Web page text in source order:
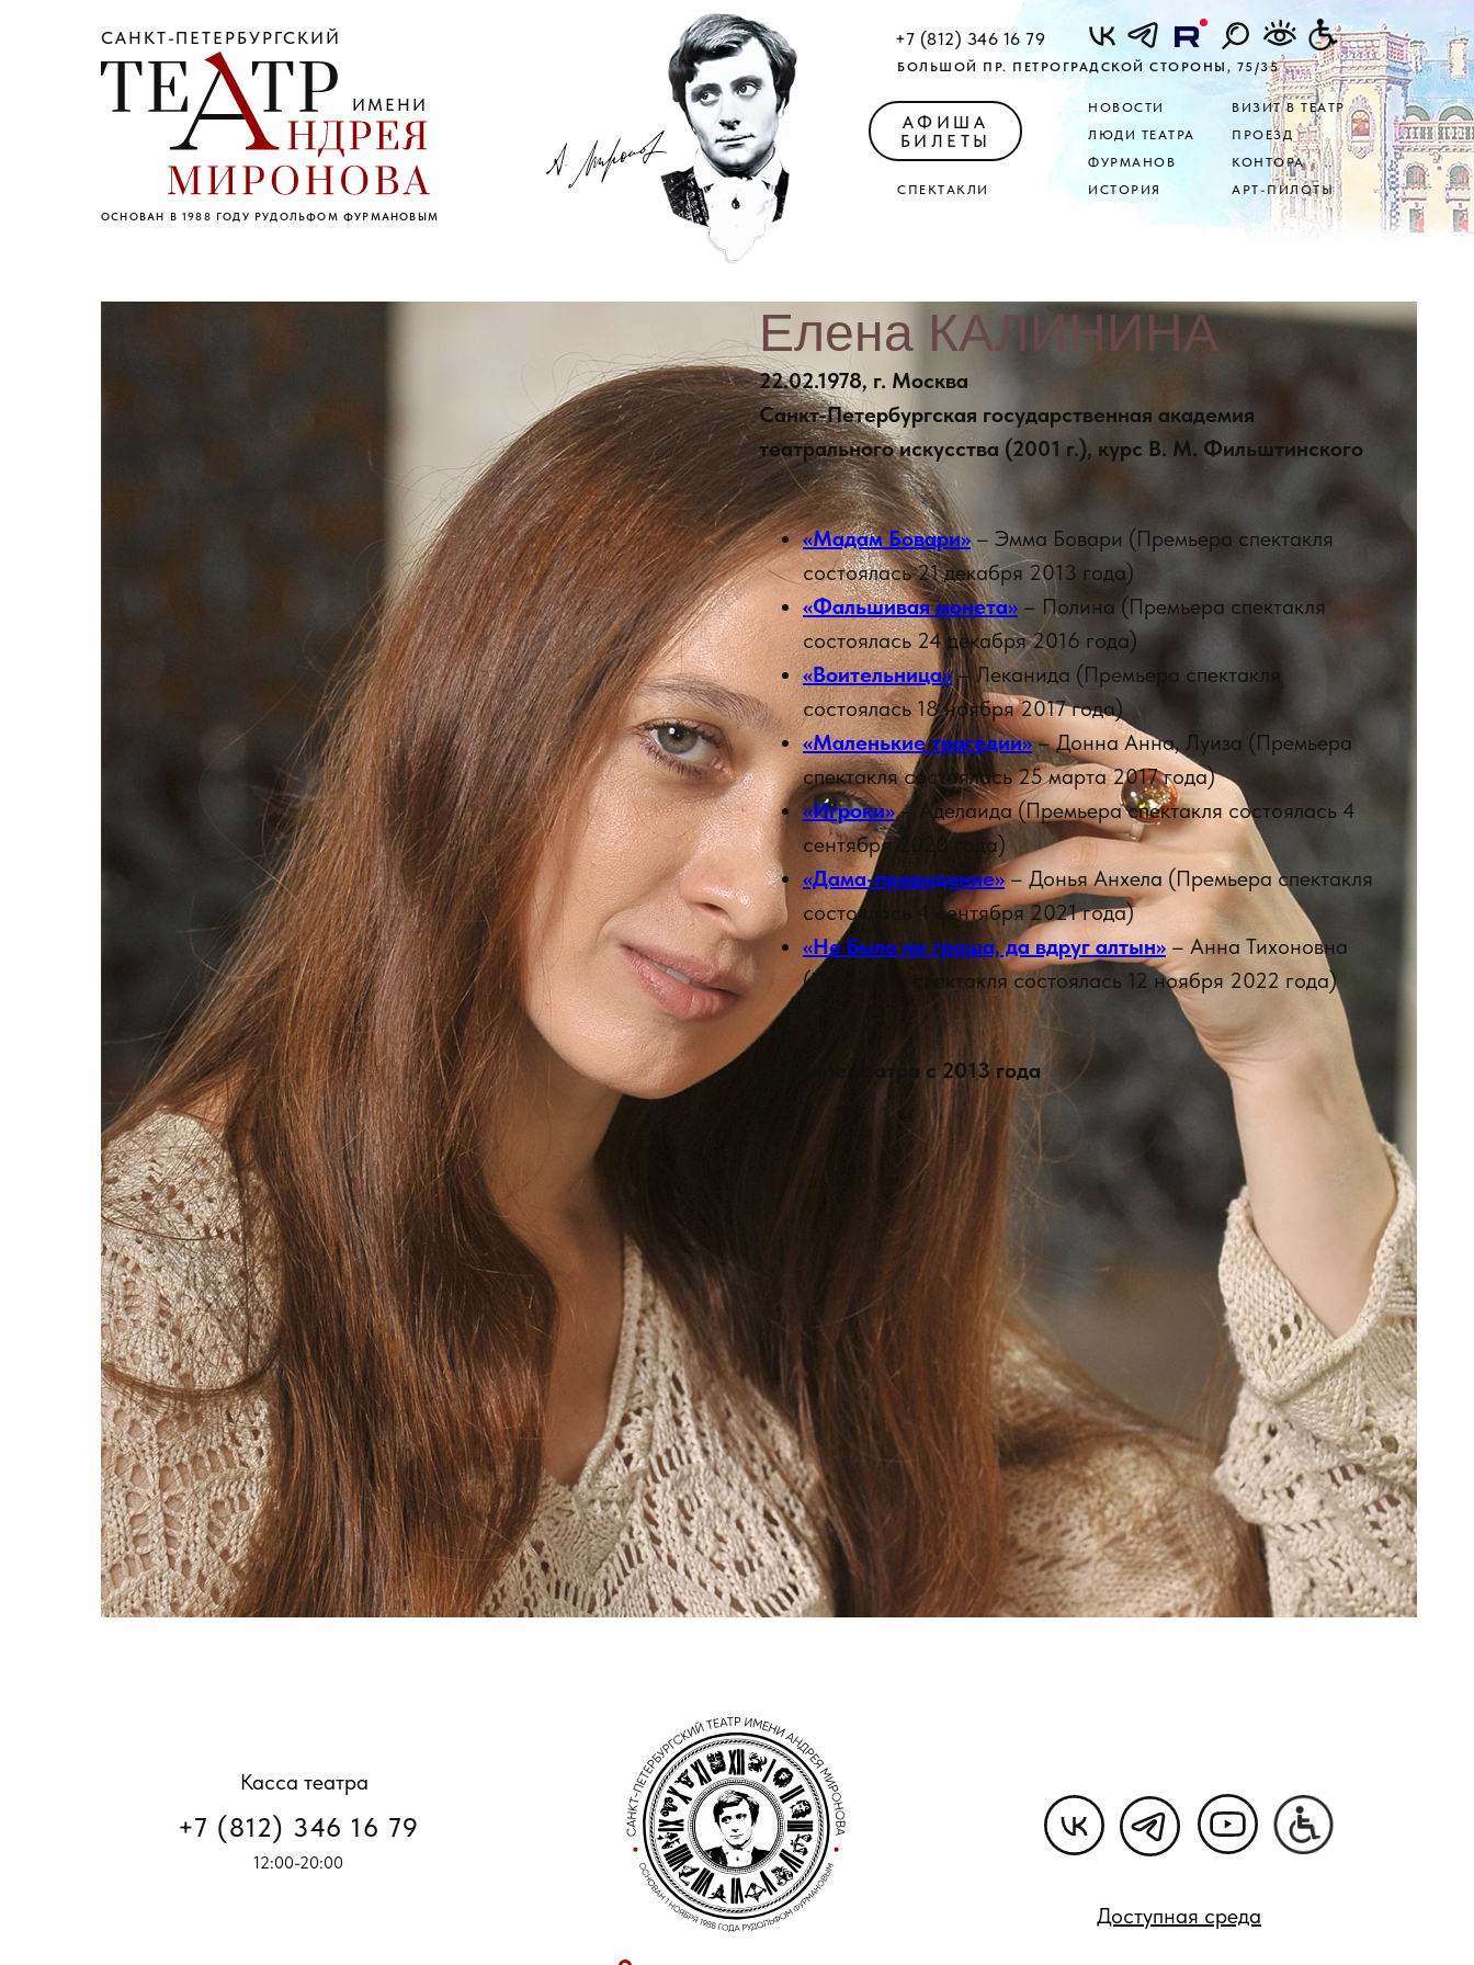
САНКТ-ПЕТЕРБУРГСКИЙ
ИМЕНИ
ОСНОВАН В 1988 ГОДУ РУДОЛЬФОМ ФУРМАНОВЫМ
+7 (812) 346 16 79
БОЛЬШОЙ ПР. ПЕТРОГРАДСКОЙ СТОРОНЫ, 75/35
АРТ-ПИЛОТЫ
КОНТОРА
ПРОЕЗД
ВИЗИТ В ТЕАТР
НОВОСТИ
ИСТОРИЯ
ФУРМАНОВ
ЛЮДИ ТЕАТРА
СПЕКТАКЛИ
АФИША
БИЛЕТЫ
Елена КАЛИНИНА
22.02.1978, г. Москва
Санкт-Петербургская государственная академия
театрального искусства (2001 г.), курс В. М. Фильштинского
«Мадам Бовари»– Эмма Бовари (Премьера спектакля
состоялась 21 декабря 2013 года)
«Фальшивая монета» – Полина (Премьера спектакля
состоялась 24 декабря 2016 года)
«Воительница»– Леканида (Премьера спектакля
состоялась 18 ноября 2017 года)
«Маленькие трагедии»– Донна Анна, Луиза (Премьера
спектакля состоялась 25 марта 2017 года)
«Игроки»– Аделаида (Премьера спектакля состоялась 4
сентября 2020 года)
«Дама-привидение»– Донья Анхела (Премьера спектакля
состоялась 4 сентября 2021 года)
«Не было ни гроша, да вдруг алтын»– Анна Тихоновна
(Премьера спектакля состоялась 12 ноября 2022 года)
В труппе театра с 2013 года
12:00-20:00
+7 (812) 346 16 79
Касса театра
Доступная среда